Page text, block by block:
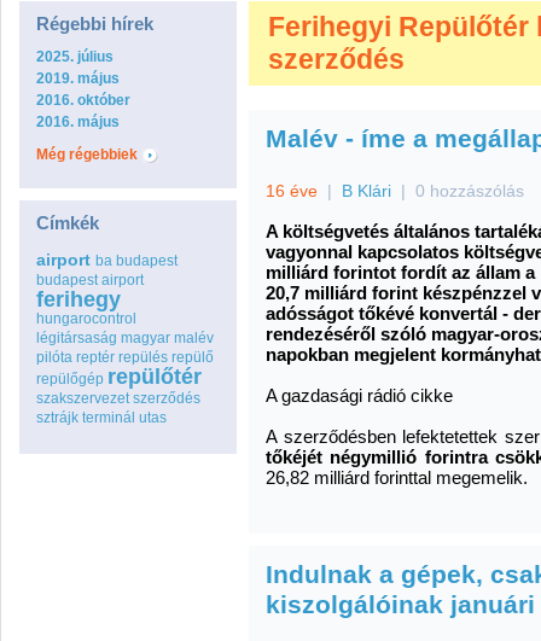
Régebbi hírek
2025. július
2019. május
2016. október
2016. május
Még régebbiek
Címkék
airport ba budapest
budapest airport
ferihegy
hungarocontrol
légitársaság magyar malév
pilóta reptér repülés repülő
repülőgép repülőtér
szakszervezet szerződés
sztrájk terminál utas
Ferihegyi Repülőtér
szerződés
Malév - íme a
16 éve | B Klári | 0 hozzászólás
A költségvetés általános
vagyonnal kapcsolatos
milliárd forintot fordít az állam a
20,7 milliárd forint készpénzzel
adósságot tőkévé konvertál -
rendezéséről szóló magyar-
napokban megjelent
A gazdasági rádió cikke
A szerződésben lefektetettek
tőkéjét négymillió forintra
26,82 milliárd forinttal megemelik.
Indulnak a gépek,
kiszolgálóinak